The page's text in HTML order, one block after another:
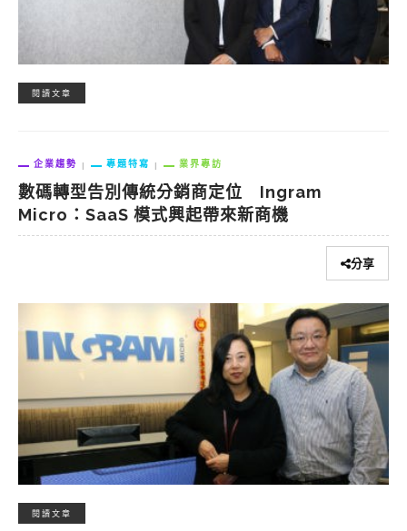
閱讀文章
企業趨勢 專題特寫 業界專訪
數碼轉型告別傳統分銷商定位 Ingram
Micro：SaaS 模式興起帶來新商機
分享
閱讀文章